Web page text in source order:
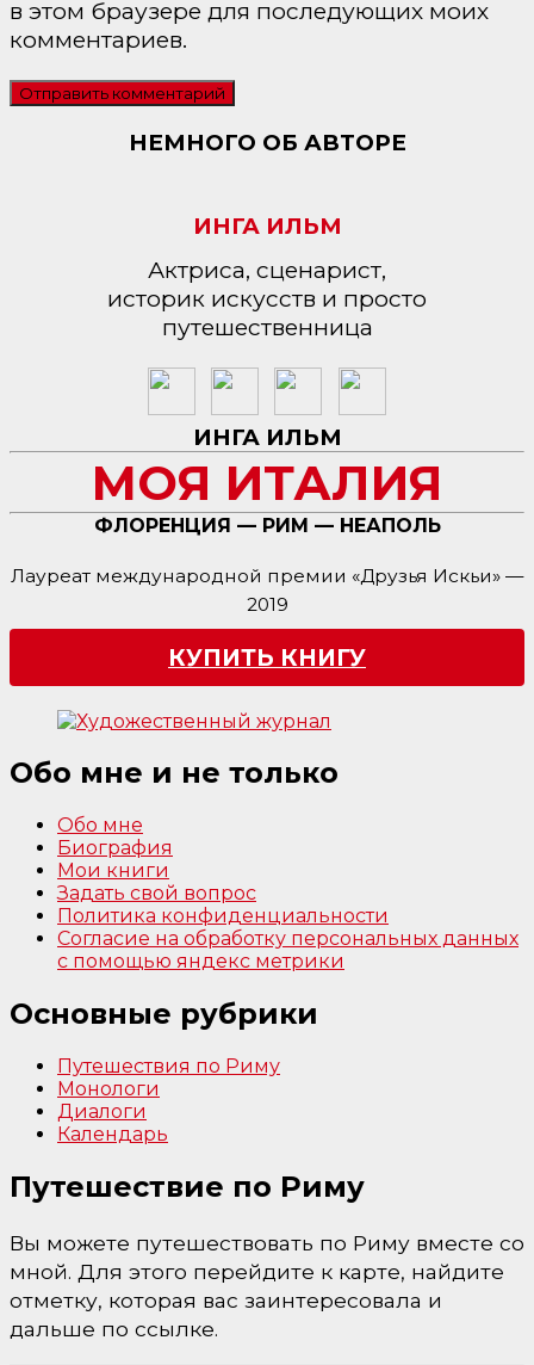
в этом браузере для последующих моих
комментариев.
НЕМНОГО ОБ АВТОРЕ
ИНГА ИЛЬМ
Актриса, сценарист,
историк искусств и просто
путешественница
ИНГА ИЛЬМ
МОЯ ИТАЛИЯ
ФЛОРЕНЦИЯ — РИМ — НЕАПОЛЬ
Лауреат международной премии «Друзья Искьи» —
2019
КУПИТЬ КНИГУ
Обо мне и не только
Обо мне
Биография
Мои книги
Задать свой вопрос
Политика конфиденциальности
Согласие на обработку персональных данных
с помощью яндекс метрики
Основные рубрики
Путешествия по Риму
Монологи
Диалоги
Календарь
Путешествие по Риму
Вы можете путешествовать по Риму вместе со
мной. Для этого перейдите к карте, найдите
отметку, которая вас заинтересовала и
дальше по ссылке.